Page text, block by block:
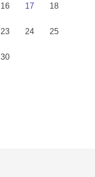
16 17 18
23 24 25
30